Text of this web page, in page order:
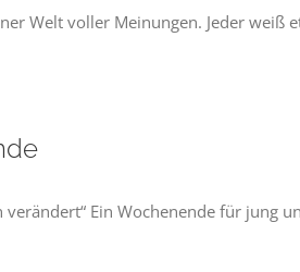
Welt voller Meinungen. Jeder weiß
verändert“ Ein Wochenende für jung